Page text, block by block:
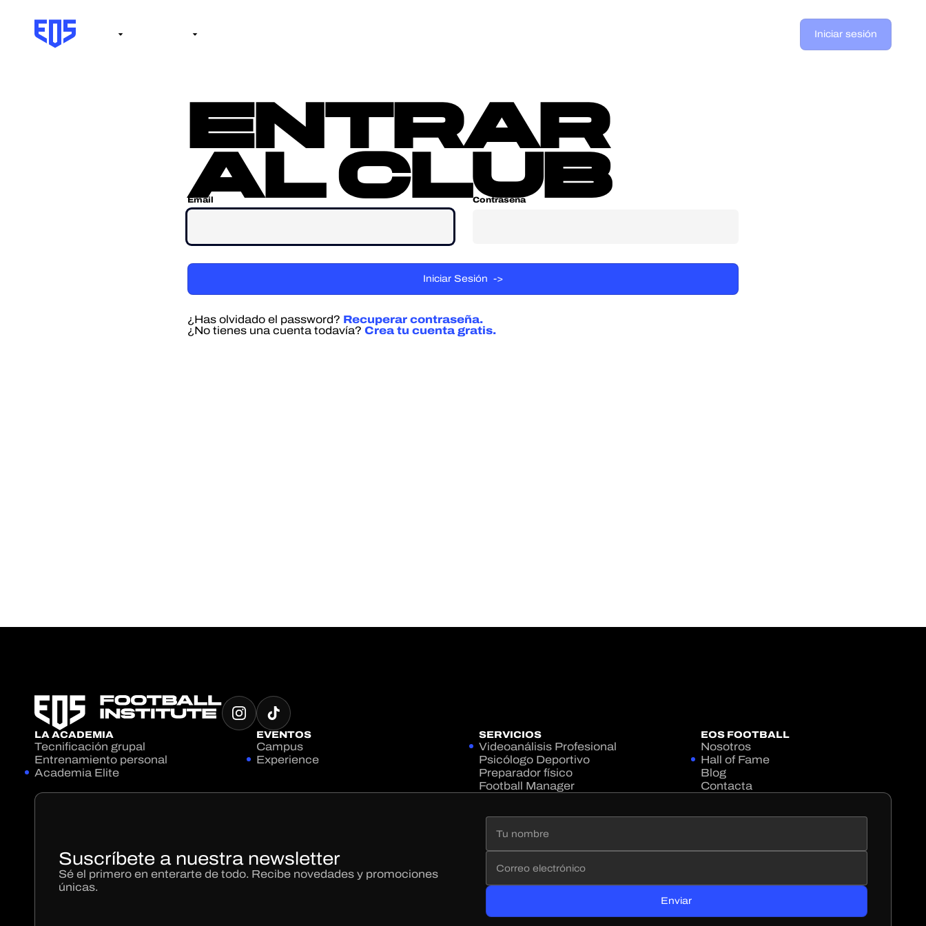
Iniciar sesión
entrar
al club
Email Contraseña
¿Has olvidado el password? Recuperar contraseña.
¿No tienes una cuenta todavía? Crea tu cuenta gratis.
LA ACADEMIA
Tecnificación grupal
Entrenamiento personal
Academia Elite
EVENTOS
Campus
Experience
SERVICIOS
Videoanálisis Profesional
Psicólogo Deportivo
Preparador físico
Football Manager
EOS FOOTBALL
Nosotros
Hall of Fame
Blog
Contacta
Suscríbete a nuestra newsletter
Sé el primero en enterarte de todo. Recibe novedades y promociones
únicas.